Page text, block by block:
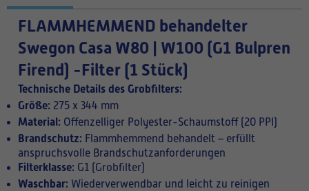
FLAMMHEMMEND behandelter
Swegon Casa W80 | W100 (G1 Bulpren
Firend) -Filter (1 Stück)
Technische Details des Grobfilters:
Größe: 275 x 344 mm
Material: Offenzelliger Polyester-Schaumstoff (20 PPI)
Brandschutz: Flammhemmend behandelt – erfüllt
anspruchsvolle Brandschutzanforderungen
Filterklasse: G1 (Grobfilter)
Waschbar: Wiederverwendbar und leicht zu reinigen